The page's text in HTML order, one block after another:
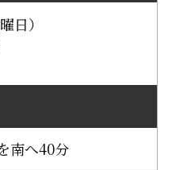
日）
南へ40分